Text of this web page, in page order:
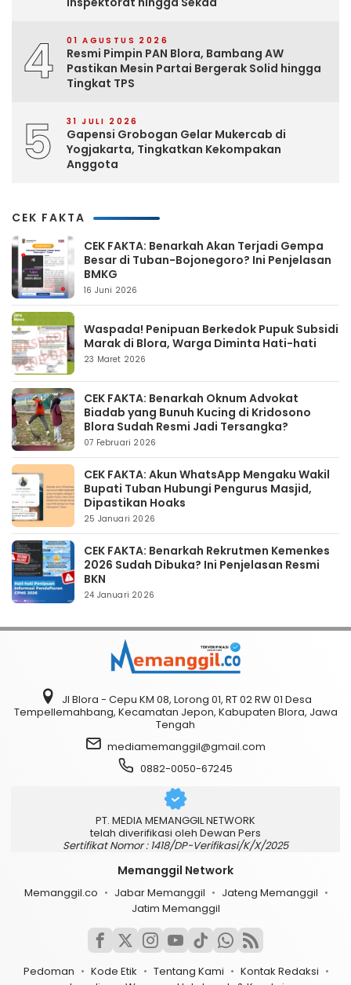
4 01 AGUSTUS 2026
Resmi Pimpin PAN Blora, Bambang AW
Pastikan Mesin Partai Bergerak Solid hingga
Tingkat TPS
5 31 JULI 2026
Gapensi Grobogan Gelar Mukercab di
Yogjakarta, Tingkatkan Kekompakan
Anggota
CEK FAKTA
CEK FAKTA: Benarkah Akan Terjadi Gempa
Besar di Tuban-Bojonegoro? Ini Penjelasan
BMKG
16 Juni 2026
Waspada! Penipuan Berkedok Pupuk Subsidi
Marak di Blora, Warga Diminta Hati-hati
23 Maret 2026
CEK FAKTA: Benarkah Oknum Advokat
Biadab yang Bunuh Kucing di Kridosono
Blora Sudah Resmi Jadi Tersangka?
07 Februari 2026
CEK FAKTA: Akun WhatsApp Mengaku Wakil
Bupati Tuban Hubungi Pengurus Masjid,
Dipastikan Hoaks
25 Januari 2026
CEK FAKTA: Benarkah Rekrutmen Kemenkes
2026 Sudah Dibuka? Ini Penjelasan Resmi
BKN
24 Januari 2026
Jl Blora - Cepu KM 08, Lorong 01, RT 02 RW 01 Desa
Tempellemahbang, Kecamatan Jepon, Kabupaten Blora, Jawa
Tengah
mediamemanggil@gmail.com
0882-0050-67245
PT. MEDIA MEMANGGIL NETWORK
telah diverifikasi oleh Dewan Pers
Sertifikat Nomor : 1418/DP-Verifikasi/K/X/2025
Memanggil Network
Memanggil.co Jabar Memanggil
Jateng Memanggil
Jatim Memanggil
Pedoman Kode Etik Tentang Kami
Kontak Redaksi